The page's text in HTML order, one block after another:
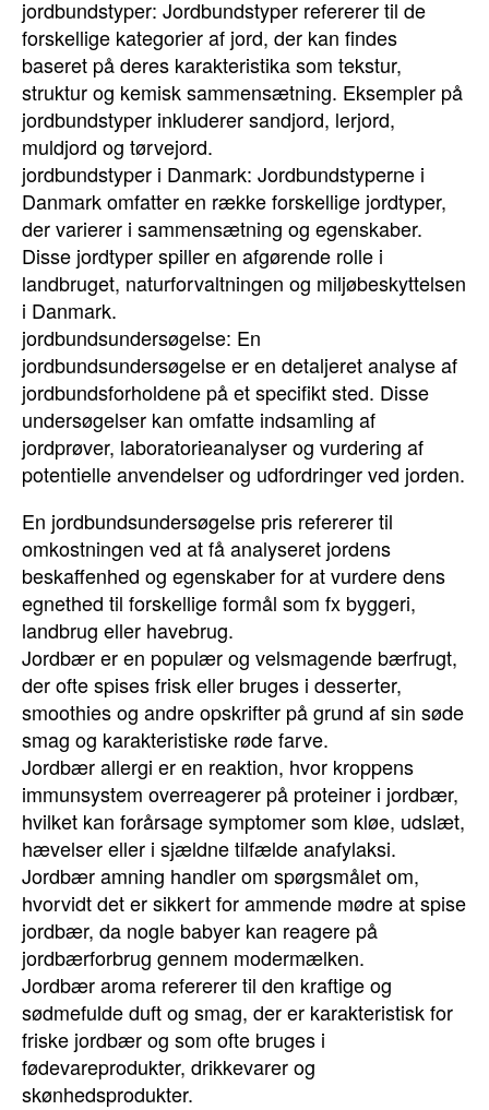
jordbundstyper: Jordbundstyper refererer til de
forskellige kategorier af jord, der kan findes
baseret på deres karakteristika som tekstur,
struktur og kemisk sammensætning. Eksempler på
jordbundstyper inkluderer sandjord, lerjord,
muldjord og tørvejord.
jordbundstyper i Danmark: Jordbundstyperne i
Danmark omfatter en række forskellige jordtyper,
der varierer i sammensætning og egenskaber.
Disse jordtyper spiller en afgørende rolle i
landbruget, naturforvaltningen og miljøbeskyttelsen
i Danmark.
jordbundsundersøgelse: En
jordbundsundersøgelse er en detaljeret analyse af
jordbundsforholdene på et specifikt sted. Disse
undersøgelser kan omfatte indsamling af
jordprøver, laboratorieanalyser og vurdering af
potentielle anvendelser og udfordringer ved jorden.
En jordbundsundersøgelse pris refererer til
omkostningen ved at få analyseret jordens
beskaffenhed og egenskaber for at vurdere dens
egnethed til forskellige formål som fx byggeri,
landbrug eller havebrug.
Jordbær er en populær og velsmagende bærfrugt,
der ofte spises frisk eller bruges i desserter,
smoothies og andre opskrifter på grund af sin søde
smag og karakteristiske røde farve.
Jordbær allergi er en reaktion, hvor kroppens
immunsystem overreagerer på proteiner i jordbær,
hvilket kan forårsage symptomer som kløe, udslæt,
hævelser eller i sjældne tilfælde anafylaksi.
Jordbær amning handler om spørgsmålet om,
hvorvidt det er sikkert for ammende mødre at spise
jordbær, da nogle babyer kan reagere på
jordbærforbrug gennem modermælken.
Jordbær aroma refererer til den kraftige og
sødmefulde duft og smag, der er karakteristisk for
friske jordbær og som ofte bruges i
fødevareprodukter, drikkevarer og
skønhedsprodukter.